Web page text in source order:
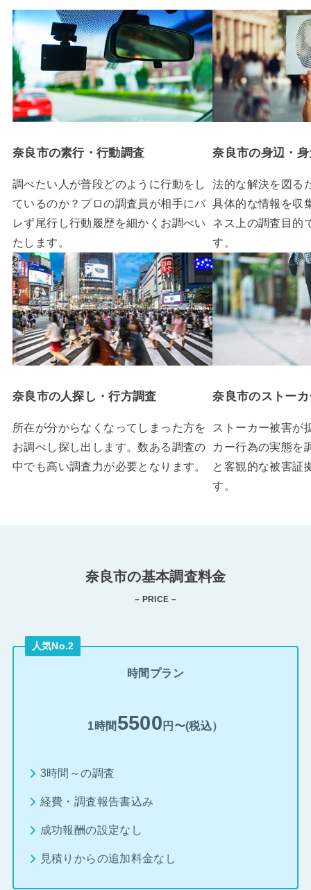
奈良市の素行・行動調査
調べたい人が普段どのように行動をし
ているのか？プロの調査員が相手にバ
レず尾行し行動履歴を細かくお調べい
たします。
奈良市の身辺・
法的な解決を図る
具体的な情報を収
ネス上の調査目的
す。
奈良市の人探し・行方調査
所在が分からなくなってしまった方を
お調べし探し出します。数ある調査の
中でも高い調査力が必要となります。
奈良市のストー
ストーカー被害が
カー行為の実態を
と客観的な被害証
す。
奈良市の基本調査料金
– PRICE –
人気No.2
時間プラン
1時間 5500 円〜(税込）
3時間～の調査
経費・調査報告書込み
成功報酬の設定なし
見積りからの追加料金なし